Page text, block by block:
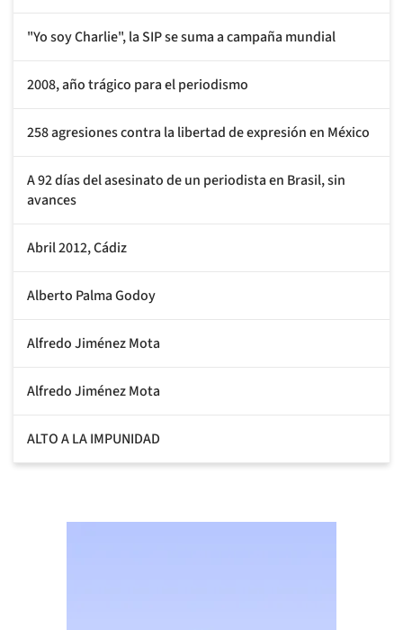
"Yo soy Charlie", la SIP se suma a campaña mundial
2008, año trágico para el periodismo
258 agresiones contra la libertad de expresión en México
A 92 días del asesinato de un periodista en Brasil, sin
avances
Abril 2012, Cádiz
Alberto Palma Godoy
Alfredo Jiménez Mota
Alfredo Jiménez Mota
ALTO A LA IMPUNIDAD